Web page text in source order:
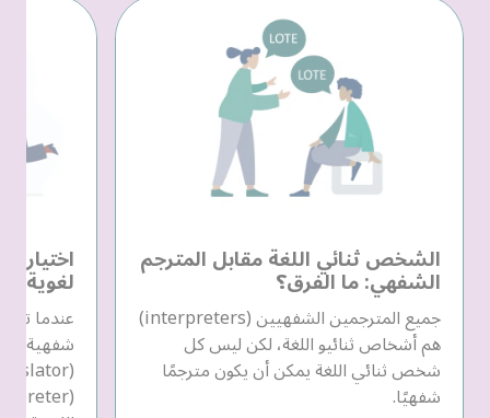
الشخص ثنائي اللغة مقابل المترجم
الشفهي: ما الفرق؟
جميع المترجمين الشفهيين (interpreters)
هم أشخاص ثنائيو اللغة، لكن ليس كل
شخص ثنائي اللغة يمكن أن يكون مترجمًا
شفهيًا.
اختيار
لغوية
عندما
شفهية،